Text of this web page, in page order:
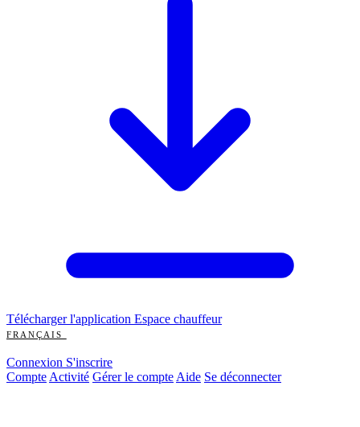
Télécharger l'application Espace chauffeur
FRANÇAIS
Connexion S'inscrire
Compte Activité Gérer le compte Aide Se déconnecter